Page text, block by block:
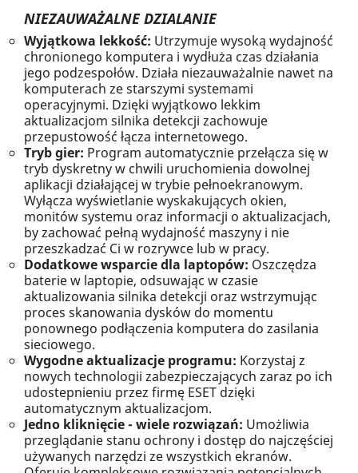
NIEZAUWAŻALNE DZIALANIE
Wyjątkowa lekkość: Utrzymuje wysoką wydajność
chronionego komputera i wydłuża czas działania
jego podzespołów. Działa niezauważalnie nawet na
komputerach ze starszymi systemami
operacyjnymi. Dzięki wyjątkowo lekkim
aktualizacjom silnika detekcji zachowuje
przepustowość łącza internetowego.
Tryb gier: Program automatycznie przełącza się w
tryb dyskretny w chwili uruchomienia dowolnej
aplikacji działającej w trybie pełnoekranowym.
Wyłącza wyświetlanie wyskakujących okien,
monitów systemu oraz informacji o aktualizacjach,
by zachować pełną wydajność maszyny i nie
przeszkadzać Ci w rozrywce lub w pracy.
Dodatkowe wsparcie dla laptopów: Oszczędza
baterie w laptopie, odsuwając w czasie
aktualizowania silnika detekcji oraz wstrzymując
proces skanowania dysków do momentu
ponownego podłączenia komputera do zasilania
sieciowego.
Wygodne aktualizacje programu: Korzystaj z
nowych technologii zabezpieczających zaraz po ich
udostepnieniu przez firmę ESET dzięki
automatycznym aktualizacjom.
Jedno kliknięcie - wiele rozwiązań: Umożliwia
przeglądanie stanu ochrony i dostęp do najczęściej
używanych narzędzi ze wszystkich ekranów.